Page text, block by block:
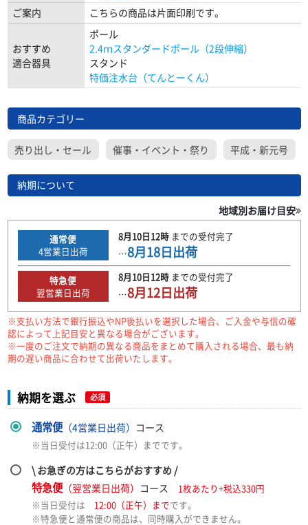
ご案内
こちらの商品は片面印刷です。
おすすめ
適合器具
ポール
2.4ｍスタンダードポール（2段伸縮）
スタンド
特価注水台（てんとーくん）
商品カテゴリー
売り出し・セール 催事・イベント・祭り 平成・新元号
納期について
地域別お届け目安
通常便
4営業日出荷
8月10日12時までの受付完了
…8月18日出荷
特急便
翌営業日出荷
8月10日12時までの受付完了
…8月12日出荷
※支払い方法で銀行振込やNP後払いを選択した場合、ご入金や与信の確
認によって上記目安と異なる場合がございます。
※一度のご注文で納期の異なる商品をまとめて購入される場合、最も納
期の遅い商品に合わせて出荷いたします。
納期を選ぶ 必須
通常便（4営業日出荷） コース
※当日受付は12:00（正午）までです。
\ お急ぎの方はこちらがおすすめ /
特急便（翌営業日出荷） コース
1枚あたり+税込330円
※当日受付は 12:00（正午）までです。
※特急便と通常便の商品は、同時購入ができません。